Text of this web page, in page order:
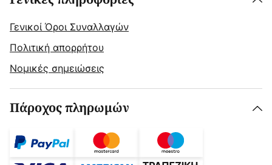
Γενικοί Όροι Συναλλαγών
Πολιτική απορρήτου
Νομικές σημειώσεις
Πάροχος πληρωμών